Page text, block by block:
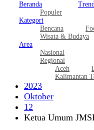
Beranda
Populer
Kategori
Bencana
Wisata & Budaya
Area
Nasional
Regional
Aceh
Kalimantan
2023
Oktober
12
Ketua Umum